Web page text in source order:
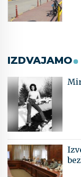
IZDVAJAMO